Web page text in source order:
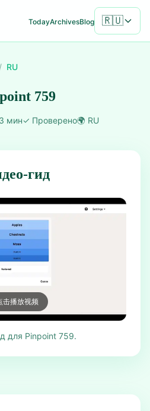
TodayArchivesBlog 🇷🇺
/ RU
759
3 мин✓ Проверено🌍 RU
гид
击播放视频
для Pinpoint 759.